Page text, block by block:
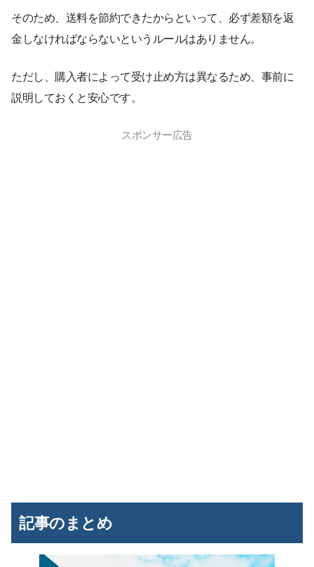
そのため、送料を節約できたからといって、必ず差額を返
金しなければならないというルールはありません。
ただし、購入者によって受け止め方は異なるため、事前に
説明しておくと安心です。
スポンサー広告
記事のまとめ